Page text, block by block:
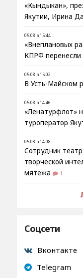
«Кындыкан»,
Якутии, Ирина
05.08 в 15:44
«Внеплановых
КПРФ
05.08 в 15:02
В Усть-Майском
05.08 в 14:46
«Ленатурфлот»
туроператор
05.08 в 14:08
Сотрудник
творческой
мятежа
1
Соцсети
Вконтакте
Telegram